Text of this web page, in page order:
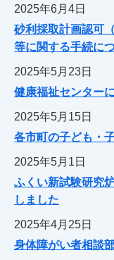
2025年6月4日
砂利採取計画認可
等に関する手続に
2025年5月23日
健康福祉センター
2025年5月15日
各市町の子ども・
2025年5月1日
ふくい新試験研究
しました
2025年4月25日
身体障がい者相談